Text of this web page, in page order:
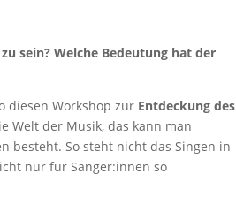
sein? Welche Bedeutung hat der
diesen Workshop zur Entdeckung des
Welt der Musik, das kann man
besteht. So steht nicht das Singen in
nur für Sänger:innen so